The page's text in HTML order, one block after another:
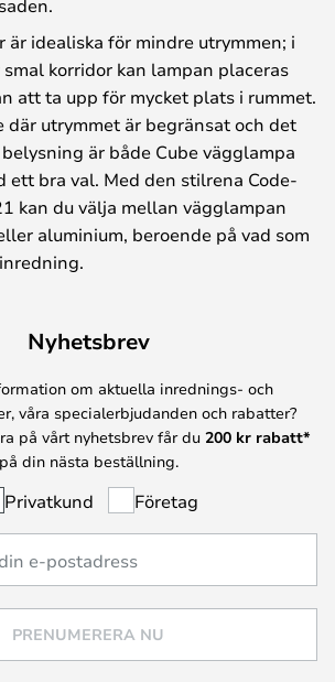
är idealiska för mindre utrymmen; i
korridor kan lampan placeras
att ta upp för mycket plats i rummet.
där utrymmet är begränsat och det
är både Cube vägglampa
ett bra val. Med den stilrena Code-
kan du välja mellan vägglampan
aluminium, beroende på vad som
Nyhetsbrev
om aktuella inrednings- och
våra specialerbjudanden och rabatter?
på vårt nyhetsbrev får du 200 kr rabatt*
på din nästa beställning.
Privatkund Företag
PRENUMERERA NU